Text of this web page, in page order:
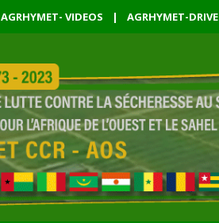
AGRHYMET- VIDEOS | AGRHYMET-DRIVE